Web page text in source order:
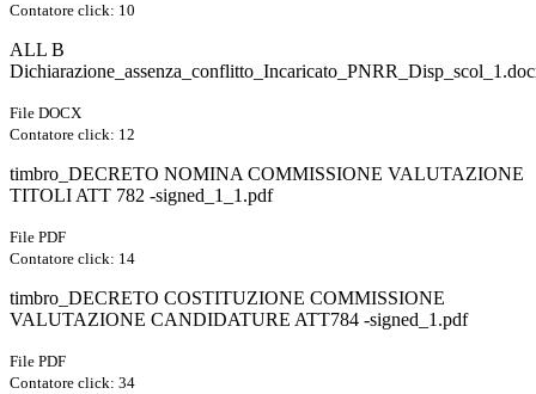
Contatore click: 10
ALL B
File DOCX
Contatore click: 12
timbro_DECRETO NOMINA COMMISSIONE VALUTAZIONE
TITOLI ATT 782 -signed_1_1.pdf
File PDF
Contatore click: 14
timbro_DECRETO COSTITUZIONE COMMISSIONE
VALUTAZIONE CANDIDATURE ATT784 -signed_1.pdf
File PDF
Contatore click: 34